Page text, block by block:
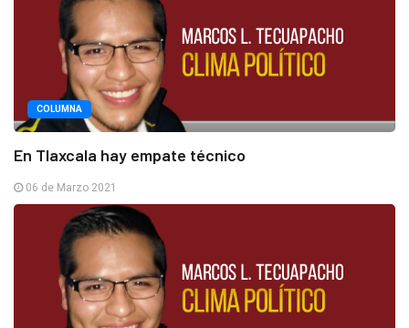
COLUMNA
En Tlaxcala hay empate técnico
06 de Marzo 2021